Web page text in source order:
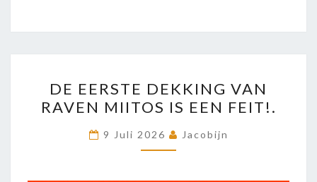
EERSTE
DEKKING
VAN
RAVEN
DE EERSTE DEKKING VAN
RAVEN MIITOS IS EEN FEIT!.
9 Juli 2026 Jacobijn